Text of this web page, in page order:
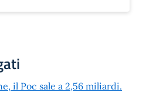
il Poc sale a 2,56 miliardi.